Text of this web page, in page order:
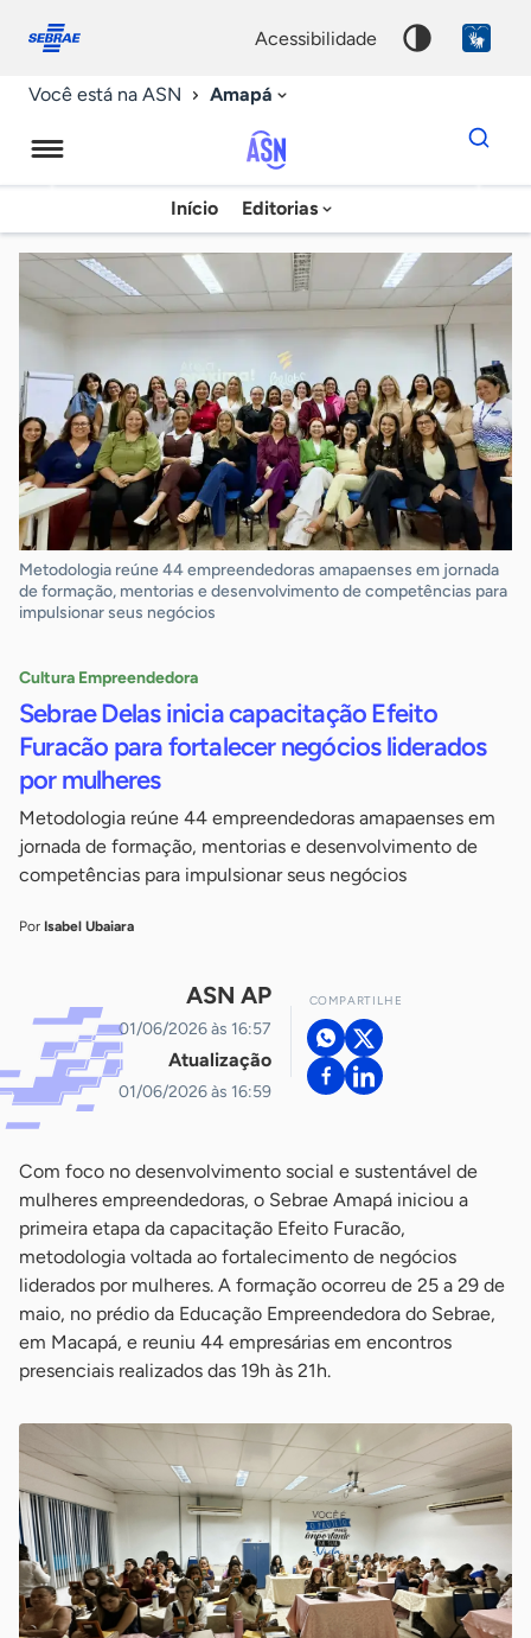
conosco
acessibilidade
Você está na ASN Amapá
Agência
Sebrae
de
Notícias
Início Editorias
Dados
para
chave
Metodologia reúne 44 empreendedoras amapaenses em jornada
de formação, mentorias e desenvolvimento de competências para
impulsionar seus negócios
Cultura Empreendedora
Sebrae Delas inicia capacitação Efeito
Furacão para fortalecer negócios liderados
por mulheres
Metodologia reúne 44 empreendedoras amapaenses em
jornada de formação, mentorias e desenvolvimento de
competências para impulsionar seus negócios
Por Isabel Ubaiara
ASN AP
01/06/2026 às 16:57
Atualização
01/06/2026 às 16:59
COMPARTILHE
Com foco no desenvolvimento social e sustentável de
mulheres empreendedoras, o Sebrae Amapá iniciou a
primeira etapa da capacitação Efeito Furacão,
metodologia voltada ao fortalecimento de negócios
liderados por mulheres. A formação ocorreu de 25 a 29 de
maio, no prédio da Educação Empreendedora do Sebrae,
em Macapá, e reuniu 44 empresárias em encontros
presenciais realizados das 19h às 21h.